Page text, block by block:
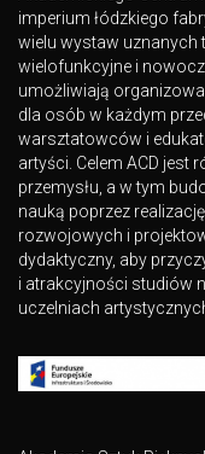
imperium łódzkiego
wielu wystaw uznanych
wielofunkcyjne i
umożliwiają
dla osób w każdym
warsztatowców i
artyści. Celem ACD jest
przemysłu, a w tym
nauką poprzez
rozwojowych i
dydaktyczny, aby
i atrakcyjności studiów
uczelniach